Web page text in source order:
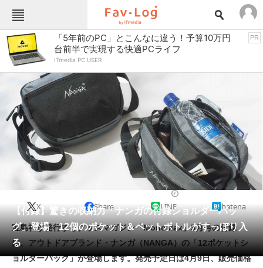
Fav-Logカテゴリー一覧
TOP アウトドア用品
インテリア・収納 おもちゃ・ホビー
カメラ キッチン家電
キッチン用品 ゲーム
コンテンツ・サービス スイーツ・お菓子
スポーツ・レジャー スマホ・携帯電話
パソコン・タブレット ファッション
ペット 家電
工具・DIY 本・DVD・CD
生活家電 生活用品
「5年前のPC」とこんなに違う！予算10万円
台前半で実現する快適PCライフ
ITmedia PC USER
PR
【付録】驚きの収納力「ナンガの付録ショルダーバッ
グ」登場 12個のポケット＆ペットボトルがすっぽり入
る
X Share LINE hatena
宝島社が発行するグッズマガジン「MonoMax」5月号の付録
に、アウトドアブランド・ナンガ（NANGA）の「12ポケットシ
ョルダーバッグ」が登場します。発売予定日は4月9日、販売価格